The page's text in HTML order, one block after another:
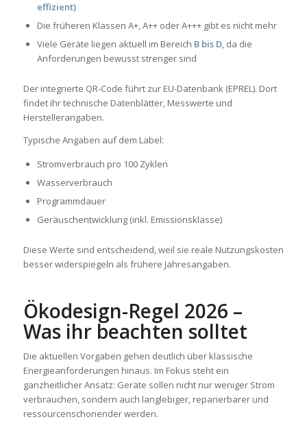
effizient)
Die früheren Klassen A+, A++ oder A+++ gibt es nicht mehr
Viele Geräte liegen aktuell im Bereich B bis D, da die
Anforderungen bewusst strenger sind
Der integrierte QR-Code führt zur EU-Datenbank (EPREL). Dort
findet ihr technische Datenblätter, Messwerte und
Herstellerangaben.
Typische Angaben auf dem Label:
Stromverbrauch pro 100 Zyklen
Wasserverbrauch
Programmdauer
Geräuschentwicklung (inkl. Emissionsklasse)
Diese Werte sind entscheidend, weil sie reale Nutzungskosten
besser widerspiegeln als frühere Jahresangaben.
Ökodesign-Regel 2026 –
Was ihr beachten solltet
Die aktuellen Vorgaben gehen deutlich über klassische
Energieanforderungen hinaus. Im Fokus steht ein
ganzheitlicher Ansatz: Geräte sollen nicht nur weniger Strom
verbrauchen, sondern auch langlebiger, reparierbarer und
ressourcenschonender werden.